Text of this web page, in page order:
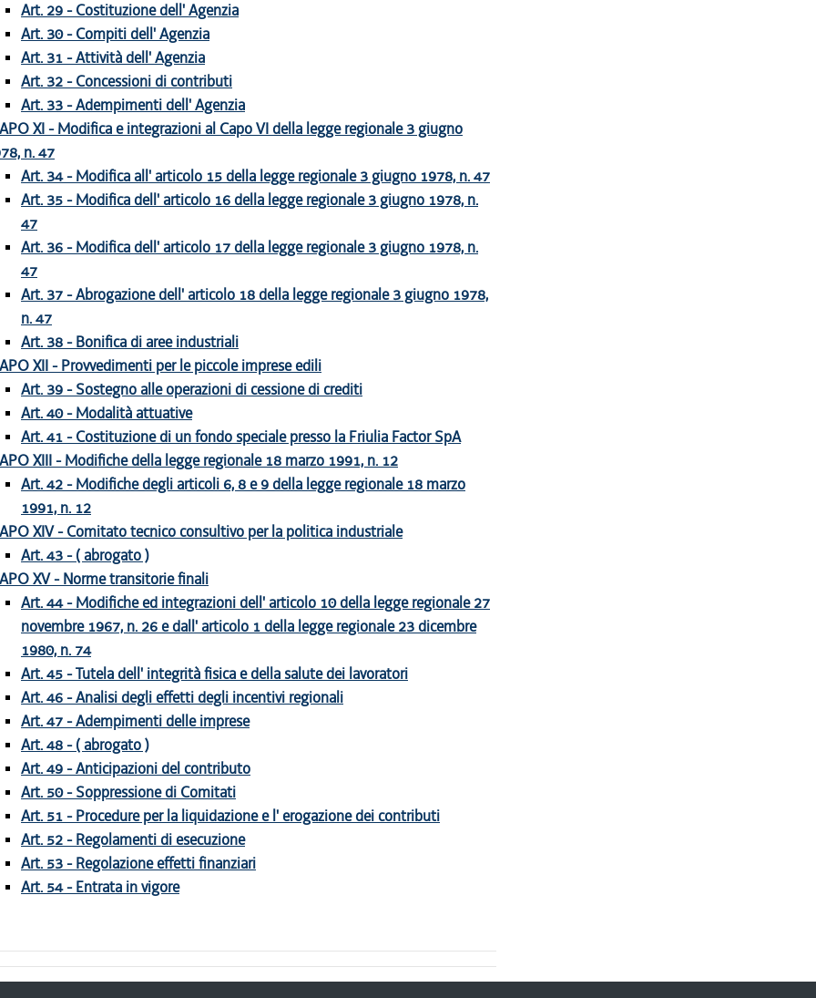
Art. 29 - Costituzione dell' Agenzia
Art. 30 - Compiti dell' Agenzia
Art. 31 - Attività dell' Agenzia
Art. 32 - Concessioni di contributi
Art. 33 - Adempimenti dell' Agenzia
XI - Modifica e integrazioni al Capo VI della legge regionale 3 giugno
n. 47
Art. 34 - Modifica all' articolo 15 della legge regionale 3 giugno 1978, n. 47
Art. 35 - Modifica dell' articolo 16 della legge regionale 3 giugno 1978, n.
47
Art. 36 - Modifica dell' articolo 17 della legge regionale 3 giugno 1978, n.
47
Art. 37 - Abrogazione dell' articolo 18 della legge regionale 3 giugno 1978,
n. 47
Art. 38 - Bonifica di aree industriali
XII - Provvedimenti per le piccole imprese edili
Art. 39 - Sostegno alle operazioni di cessione di crediti
Art. 40 - Modalità attuative
Art. 41 - Costituzione di un fondo speciale presso la Friulia Factor SpA
XIII - Modifiche della legge regionale 18 marzo 1991, n. 12
Art. 42 - Modifiche degli articoli 6, 8 e 9 della legge regionale 18 marzo
1991, n. 12
XIV - Comitato tecnico consultivo per la politica industriale
Art. 43 - ( abrogato )
XV - Norme transitorie finali
Art. 44 - Modifiche ed integrazioni dell' articolo 10 della legge regionale 27
novembre 1967, n. 26 e dall' articolo 1 della legge regionale 23 dicembre
1980, n. 74
Art. 45 - Tutela dell' integrità fisica e della salute dei lavoratori
Art. 46 - Analisi degli effetti degli incentivi regionali
Art. 47 - Adempimenti delle imprese
Art. 48 - ( abrogato )
Art. 49 - Anticipazioni del contributo
Art. 50 - Soppressione di Comitati
Art. 51 - Procedure per la liquidazione e l' erogazione dei contributi
Art. 52 - Regolamenti di esecuzione
Art. 53 - Regolazione effetti finanziari
Art. 54 - Entrata in vigore